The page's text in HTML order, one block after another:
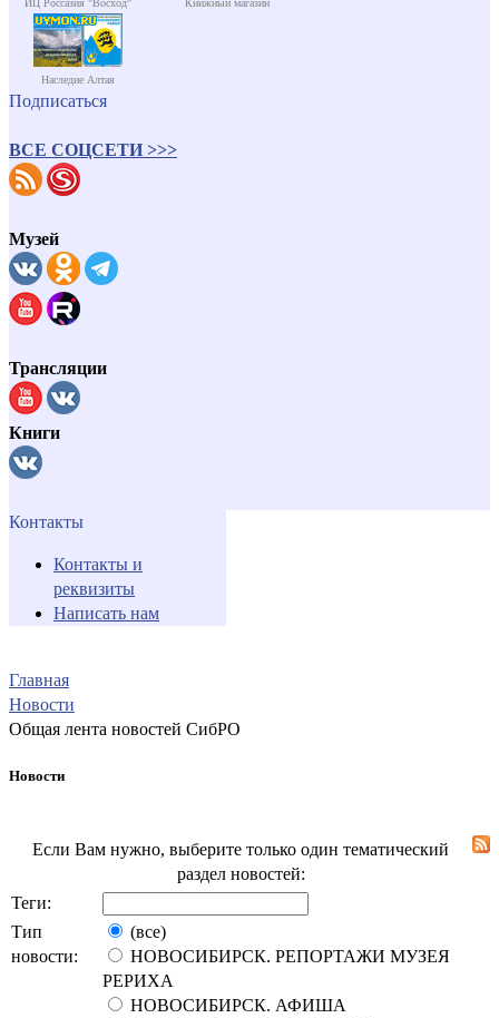
Наследие Алтая
Подписаться
ВСЕ СОЦСЕТИ >>>
Музей
Трансляции
Книги
Контакты
Контакты и
реквизиты
Написать нам
Главная
Новости
Общая лента новостей СибРО
Новости
Если Вам нужно, выберите только один тематический
раздел новостей:
Теги:
Тип
новости:
(все)
НОВОСИБИРСК. РЕПОРТАЖИ МУЗЕЯ
РЕРИХА
НОВОСИБИРСК. АФИША